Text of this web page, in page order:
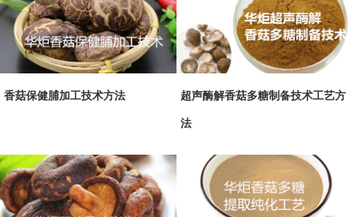
香菇保健脯加工技术方法 超声酶解香菇多糖制备技术工艺方
法